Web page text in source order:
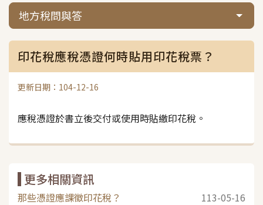
地方稅問與答
印花稅應稅憑證何時貼用印花稅票？
更新日期：104-12-16
應稅憑證於書立後交付或使用時貼繳印花稅。
更多相關資訊
那些憑證應課徵印花稅？
113-05-16